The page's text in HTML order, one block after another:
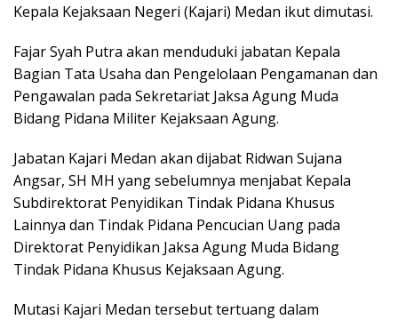
Kepala Kejaksaan Negeri (Kajari) Medan ikut dimutasi.
Fajar Syah Putra akan menduduki jabatan Kepala
Bagian Tata Usaha dan Pengelolaan Pengamanan dan
Pengawalan pada Sekretariat Jaksa Agung Muda
Bidang Pidana Militer Kejaksaan Agung.
Jabatan Kajari Medan akan dijabat Ridwan Sujana
Angsar, SH MH yang sebelumnya menjabat Kepala
Subdirektorat Penyidikan Tindak Pidana Khusus
Lainnya dan Tindak Pidana Pencucian Uang pada
Direktorat Penyidikan Jaksa Agung Muda Bidang
Tindak Pidana Khusus Kejaksaan Agung.
Mutasi Kajari Medan tersebut tertuang dalam